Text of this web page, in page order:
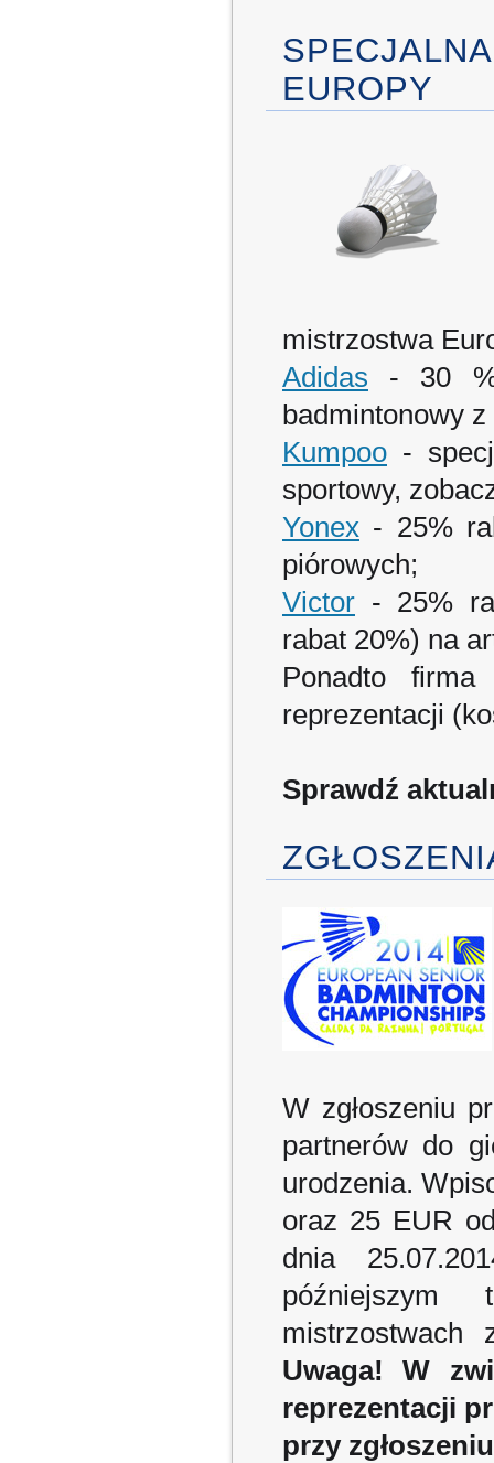
EUROPY
mistrzostwa
Adidas - 30 %
badmintonowy
Kumpoo -
sportowy,
Yonex - 25%
piórowych;
Victor - 25%
rabat 20%) na
Ponadto
reprezentacji
Sprawdź
W zgłoszeniu
partnerów do
urodzenia.
oraz 25 EUR
dnia
późniejszym
Uwaga! W
reprezentacji
przy